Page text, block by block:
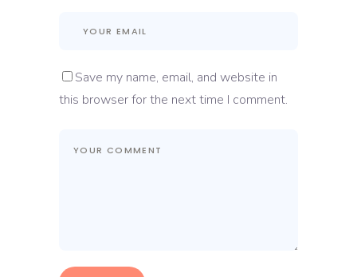
Save my name, email, and website in
this browser for the next time I comment.